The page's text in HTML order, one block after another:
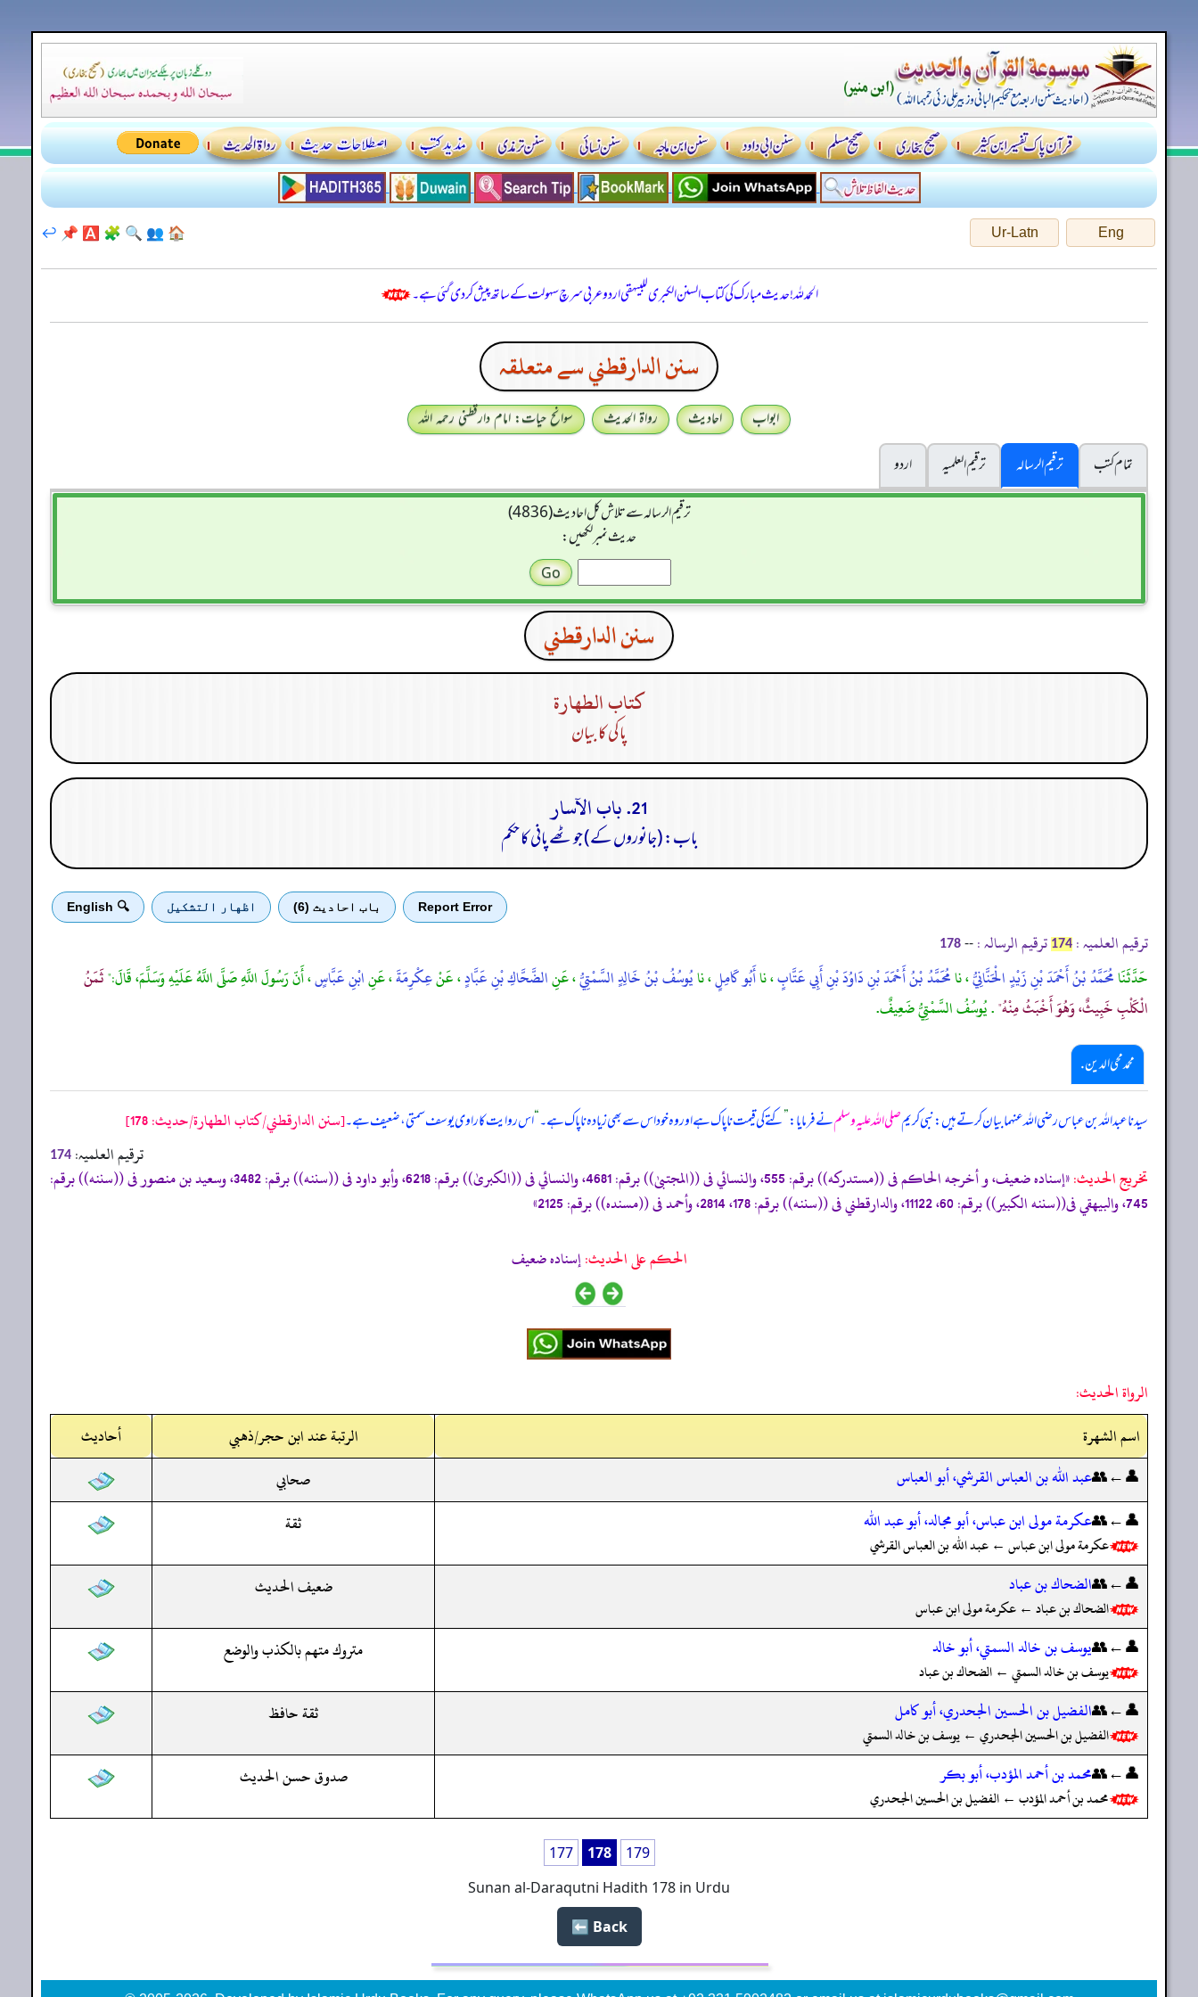
Eng
Ur-Latn
🏠
👥
🔍
🧩
🅰️
📌
↩️
الحمدللہ! حدیث مبارک کی کتاب السنن الكبرى للبيهقي اردو عربی سرچ سہولت کے ساتھ پیش کر دی گئی ہے۔
سنن الدارقطني سے متعلقہ
ابواب احادیث رواۃ الحدیث
سوانح حیات: امام دارقطنی رحمہ اللہ
تمام کتب
ترقیم الرسالہ ترقیم العلمیہ
اردو
ترقیم الرسالہ سے تلاش کل احادیث (4836)
حدیث نمبر لکھیں:
سنن الدارقطني
كتاب الطهارة
پاکی کا بیان
21. باب الآسار
باب: (جانوروں کے) جو ٹھے پانی کا حکم
Report Error باب احادیث (6) اظهار التشكيل 🔍 English
ترقیم العلمیہ : 174 ترقیم الرسالہ : --
178
حَدَّثَنَامُحَمَّدُ بْنُ أَحْمَدَ بْنِ زَيْدٍ الْحَنَّانِيُّ، نامُحَمَّدُ بْنُ أَحْمَدَ بْنِ دَاوُدَ بْنِ أَبِي عَتَّابٍ، ناأَبُو كَامِلٍ، نايُوسُفُ بْنُ خَالِدٍ السَّمْتِيُّ، عَنِالضَّحَّاكِ بْنِ عَبَّادٍ، عَنْعِكْرِمَةَ، عَنِابْنِ عَبَّاسٍ، أَنّ رَسُولَ اللَّهِ صَلَّى اللَّهُ عَلَيْهِ وَسَلَّمَ، قَالَ:"ثَمَنُ
الْكَلْبِ خَبِيثٌ، وَهُوَ أَخْبَثُ مِنْهُ". يُوسُفُ السَّمْتِيُّ ضَعِيفٌ.
محمد محی الدین .
سیدنا عبداللہ بن عباس رضی اللہ عنہما بیان کرتے ہیں: نبی کریمصلی اللہ علیہ وسلمنے فرمایا:”کتے کی قیمت ناپاک ہے اور وہ خود اس سے بھی زیادہ ناپاک ہے۔“اس روایت کا راوی یوسف سمتی، ضعیف ہے۔[سنن الدارقطني/كتاب الطهارة/حدیث: 178]
ترقیم العلمیہ: 174
تخریج الحدیث:
«إسناده ضعيف، و أخرجه الحاكم فى ((مستدركه)) برقم: 555، والنسائي فى ((المجتبیٰ)) برقم: 4681، والنسائي فى ((الكبریٰ)) برقم: 6218، وأبو داود فى ((سننه)) برقم: 3482، وسعيد بن منصور فى ((سننه)) برقم:
745، والبيهقي فى((سننه الكبير)) برقم: 60، 11122، والدارقطني فى ((سننه)) برقم: 178، 2814، وأحمد فى ((مسنده)) برقم: 2125»
الحكم على الحديث:إسناده ضعيف
الرواة الحديث:
اسم الشهرة
الرتبة عند ابن حجر/ذهبي
أحاديث
👤←👥عبد الله بن العباس القرشي، أبو العباس
صحابي
👤←👥عكرمة مولى ابن عباس، أبو مجالد، أبو عبد الله
عكرمة مولى ابن عباس ← عبد الله بن العباس القرشي
ثقة
👤←👥الضحاك بن عباد
الضحاك بن عباد ← عكرمة مولى ابن عباس
ضعيف الحديث
👤←👥يوسف بن خالد السمتي، أبو خالد
يوسف بن خالد السمتي ← الضحاك بن عباد
متروك متهم بالكذب والوضع
👤←👥الفضيل بن الحسين الجحدري، أبو كامل
الفضيل بن الحسين الجحدري ← يوسف بن خالد السمتي
ثقة حافظ
👤←👥محمد بن أحمد المؤدب، أبو بكر
محمد بن أحمد المؤدب ← الفضيل بن الحسين الجحدري
صدوق حسن الحديث
177 178
179
Sunan al-Daraqutni Hadith 178 in Urdu
Back ⬅️